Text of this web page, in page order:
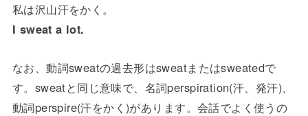
私は沢山汗をかく。
I sweat a lot.
なお、動詞sweatの過去形はsweatまたはsweatedで
す。sweatと同じ意味で、名詞perspiration(汗、発汗)、
動詞perspire(汗をかく)があります。会話でよく使うの